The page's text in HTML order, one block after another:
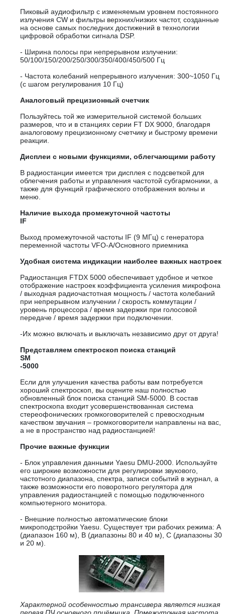
Пиковый аудиофильтр с изменяемым уровнем постоянного
излучения CW и фильтры верхних/низких частот, созданные
на основе самых последних достижений в технологии
цифровой обработки сигнала DSP.
- Ширина полосы при непрерывном излучении:
50/100/150/200/250/300/350/400/450/500 Гц
- Частота колебаний непрерывного излучения: 300~1050 Гц
(с шагом регулирования 10 Гц)
Аналоговый прецизионный счетчик
Пользуйтесь той же измерительной системой больших
размеров, что и в станциях серии FT DX 9000, благодаря
аналоговому прецизионному счетчику и быстрому времени
реакции.
Дисплеи с новыми функциями, облегчающими работу
В радиостанции имеется три дисплея с подсветкой для
облегчения работы и управления частотой субгармоники, а
также для функций графического отображения волны и
меню.
Наличие выхода промежуточной частоты
IF
Выход промежуточной частоты IF (9 МГц) с генератора
переменной частоты VFO-A/Основного приемника
Удобная система индикации наиболее важных настроек
Радиостанция FTDX 5000 обеспечивает удобное и четкое
отображение настроек коэффициента усиления микрофона
/ выходная радиочастотная мощность / частота колебаний
при непрерывном излучении / скорость коммутации /
уровень процессора / время задержки при голосовой
передаче / время задержки при подключении.
-Их можно включать и выключать независимо друг от друга!
Представляем спектроскоп поиска станций
SM
-5000
Если для улучшения качества работы вам потребуется
хороший спектроскоп, вы оцените наш полностью
обновленный блок поиска станций SM-5000. В состав
спектроскопа входит усовершенствованная система
стереофонических громкоговорителей с превосходным
качеством звучания – громкоговорители направлены на вас,
а не в пространство над радиостанцией!
Прочие важные функции
- Блок управления данными Yaesu DMU-2000. Используйте
его широкие возможности для регулировки звукового,
частотного диапазона, спектра, записи событий в журнал, а
также возможности его поворотного регулятора для
управления радиостанцией с помощью подключенного
компьютерного монитора.
- Внешние полностью автоматические блоки
микроподстройки Yaesu. Существует три рабочих режима: A
(диапазон 160 м), B (диапазоны 80 и 40 м), C (диапазоны 30
и 20 м).
Характерной особенностью трансивера является низкая
первая ПЧ основного приёмника. Прмежуточная частота